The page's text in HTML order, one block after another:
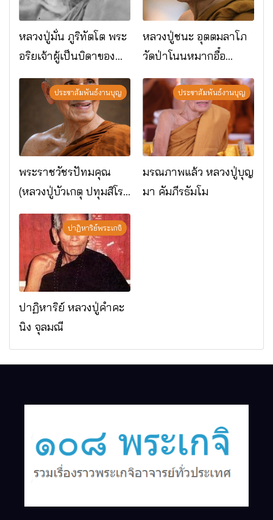
หลวงปู่มั่น ภูริทัตโต พระ
อริยเจ้าผู้เป็นบิดาของ
พระกรรมฐาน
หลวงปู่ชนะ อุตตมลาโภ
วัดป่าโนนหมากอื๋อ
อ.เมือง จ.มหาสารคาม
ประชาสัมพันธ์งานบุญ
พระราชวัชรปัทมคุณ
(หลวงปู่บัวเกตุ ปทุมสิโร)
มรณภาพแล้ว วัดป่า
ดาราภิรมย์ อ.แม่ริม
จ.เชียงใหม่
ประชาสัมพันธ์งานบุญ
มรณภาพแล้ว หลวงปู่บุญ
มา คัมภีรธัมโม
ปาฏิหาริย์พระเกจิ
ปาฏิหาริย์ หลวงปู่คำคะ
นิง จุลมณี